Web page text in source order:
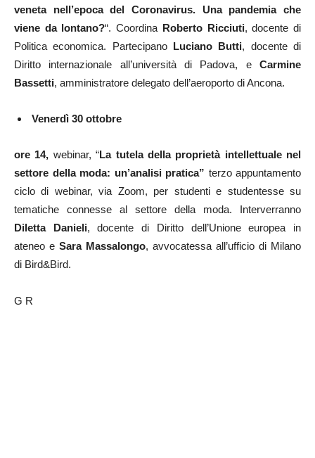
veneta nell’epoca del Coronavirus. Una pandemia che
viene da lontano?“. Coordina Roberto Ricciuti, docente di
Politica economica. Partecipano Luciano Butti, docente di
Diritto internazionale all’università di Padova, e Carmine
Bassetti, amministratore delegato dell’aeroporto di Ancona.
Venerdì 30 ottobre
ore 14, webinar, “La tutela della proprietà intellettuale nel
settore della moda: un’analisi pratica” terzo appuntamento
ciclo di webinar, via Zoom, per studenti e studentesse su
tematiche connesse al settore della moda. Interverranno
Diletta Danieli, docente di Diritto dell’Unione europea in
ateneo e Sara Massalongo, avvocatessa all’ufficio di Milano
di Bird&Bird.
G R